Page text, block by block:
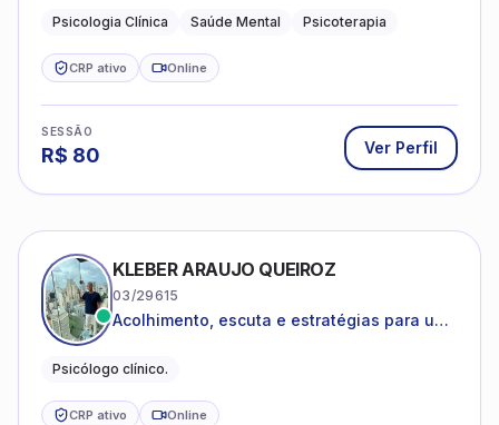
depressão e autoestima.
Psicologia Clínica Saúde Mental Psicoterapia
CRP ativo Online
SESSÃO
R$ 80 Ver Perfil
KLEBER ARAUJO QUEIROZ
03/29615
Acolhimento, escuta e estratégias para uma
Psicólogo clínico.
CRP ativo Online